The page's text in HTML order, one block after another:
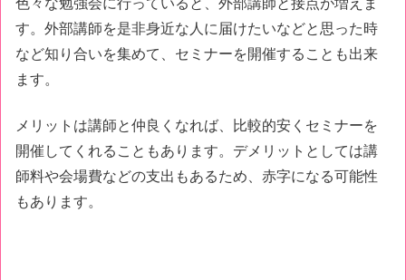
色々な勉強会に行っていると、外部講師と接点が増えま
す。外部講師を是非身近な人に届けたいなどと思った時
など知り合いを集めて、セミナーを開催することも出来
ます。
メリットは講師と仲良くなれば、比較的安くセミナーを
開催してくれることもあります。デメリットとしては講
師料や会場費などの支出もあるため、赤字になる可能性
もあります。